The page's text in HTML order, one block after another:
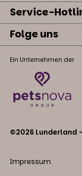
Service-
Folge uns
Ein Unternehmen der
©2026 Lunderland
Impressum